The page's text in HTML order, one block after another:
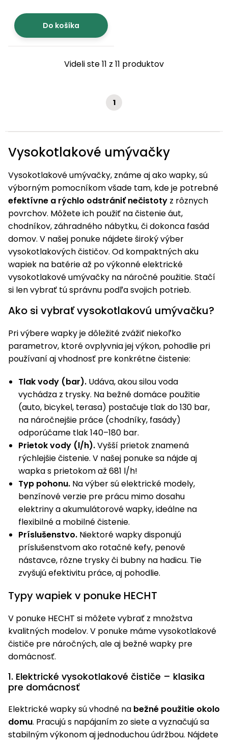
Do košíka
Videli ste 11 z 11 produktov
1
Vysokotlakové umývačky
Vysokotlakové umývačky, známe aj ako wapky, sú
výborným pomocníkom všade tam, kde je potrebné
efektívne a rýchlo odstrániť nečistoty z rôznych
povrchov. Môžete ich použiť na čistenie áut,
chodníkov, záhradného nábytku, či dokonca fasád
domov. V našej ponuke nájdete široký výber
vysokotlakových čističov. Od kompaktných aku
wapiek na batérie až po výkonné elektrické
vysokotlakové umývačky na náročné použitie. Stačí
si len vybrať tú správnu podľa svojich potrieb.
Ako si vybrať vysokotlakovú umývačku?
Pri výbere wapky je dôležité zvážiť niekoľko
parametrov, ktoré ovplyvnia jej výkon, pohodlie pri
používaní aj vhodnosť pre konkrétne čistenie:
Tlak vody (bar). Udáva, akou silou voda
vychádza z trysky. Na bežné domáce použitie
(auto, bicykel, terasa) postačuje tlak do 130 bar,
na náročnejšie práce (chodníky, fasády)
odporúčame tlak 140–180 bar.
Prietok vody (l/h).Vyšší prietok znamená
rýchlejšie čistenie. V našej ponuke sa nájde aj
wapka s prietokom až 681 l/h!
Typ pohonu. Na výber sú elektrické modely,
benzínové verzie pre prácu mimo dosahu
elektriny a akumulátorové wapky, ideálne na
flexibilné a mobilné čistenie.
Príslušenstvo. Niektoré wapky disponujú
príslušenstvom ako rotačné kefy, penové
nástavce, rôzne trysky či bubny na hadicu. Tie
zvyšujú efektivitu práce, aj pohodlie.
Typy wapiek v ponuke HECHT
V ponuke HECHT si môžete vybrať z množstva
kvalitných modelov. V ponuke máme vysokotlakové
čističe pre náročných, ale aj bežné wapky pre
domácnosť.
1. Elektrické vysokotlakové čističe – klasika
pre domácnosť
Elektrické wapky sú vhodné na bežné použitie okolo
domu. Pracujú s napájaním zo siete a vyznačujú sa
stabilným výkonom aj jednoduchou údržbou. Nájdete